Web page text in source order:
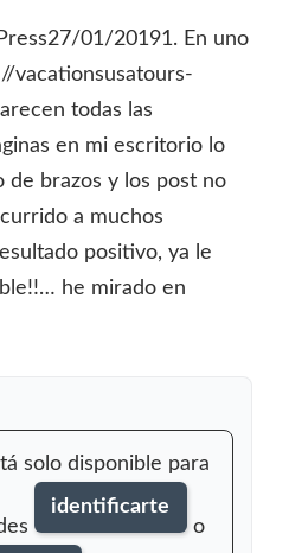
01/20191. En uno
vacationsusatours-
todas las
en mi escritorio lo
de brazos y los post no
a muchos
positivo, ya le
he mirado en
solo disponible para
identificarte
o